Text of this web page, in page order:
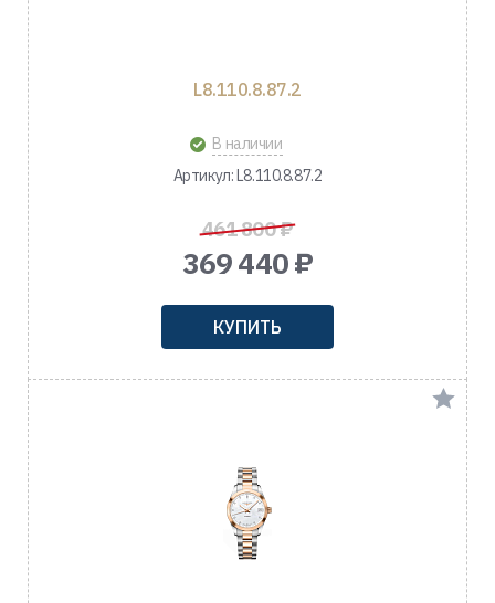
L8.110.8.87.2
В наличии
Артикул: L8.110.8.87.2
461 800 ₽
369 440 ₽
КУПИТЬ